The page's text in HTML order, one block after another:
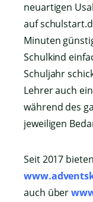
neuartigen
auf
Minuten
Schulkind
Schuljahr
Lehrer auch
während des
jeweiligen
Seit 2017
auch über